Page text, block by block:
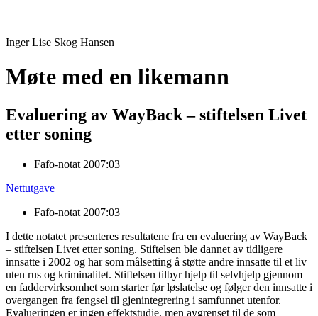
Inger Lise Skog Hansen
Møte med en likemann
Evaluering av WayBack – stiftelsen Livet
etter soning
Fafo-notat 2007:03
Nettutgave
Fafo-notat 2007:03
I dette notatet presenteres resultatene fra en evaluering av WayBack
– stiftelsen Livet etter soning. Stiftelsen ble dannet av tidligere
innsatte i 2002 og har som målsetting å støtte andre innsatte til et liv
uten rus og kriminalitet. Stiftelsen tilbyr hjelp til selvhjelp gjennom
en faddervirksomhet som starter før løslatelse og følger den innsatte i
overgangen fra fengsel til gjenintegrering i samfunnet utenfor.
Evalueringen er ingen effektstudie, men avgrenset til de som